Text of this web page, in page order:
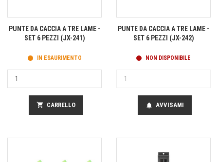
PUNTE DA CACCIA A TRE LAME -
SET 6 PEZZI (JX-241)
IN ESAURIMENTO
shopping_cart CARRELLO
PUNTE DA CACCIA A TRE LAME -
SET 6 PEZZI (JX-242)
NON DISPONIBILE
notifications AVVISAMI